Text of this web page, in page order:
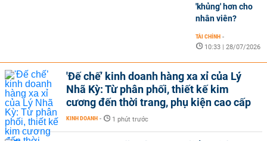
'khủng' hơn cho
nhân viên?
TÀI CHÍNH -
10:33 | 28/07/2026
'Đế chế’ kinh doanh hàng xa xỉ của Lý
Nhã Kỳ: Từ phân phối, thiết kế kim
cương đến thời trang, phụ kiện cao cấp
KINH DOANH - 1 phút trước